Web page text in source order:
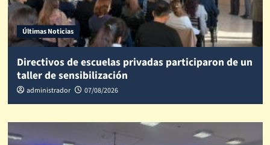
Últimas Noticias
Directivos de escuelas privadas participaron de un
taller de sensibilización
administrador 07/08/2026